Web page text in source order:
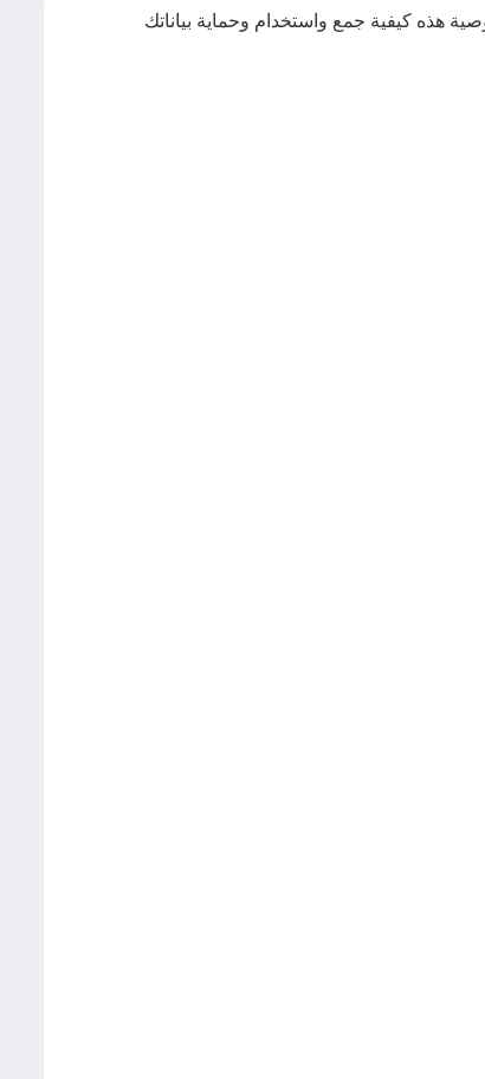
هذه كيفية جمع واستخدام وحماية بياناتك